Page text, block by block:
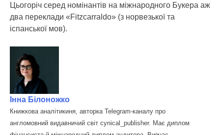
Цьогоріч серед номінантів на міжнародного Букера аж
два переклади «Fitzcarraldo» (з норвезької та
іспанської мов).
Інна Білоножко
Книжкова аналітикиня, авторка Telegram-каналу про
англомовний видавничий світ cynical_publisher. Має диплом